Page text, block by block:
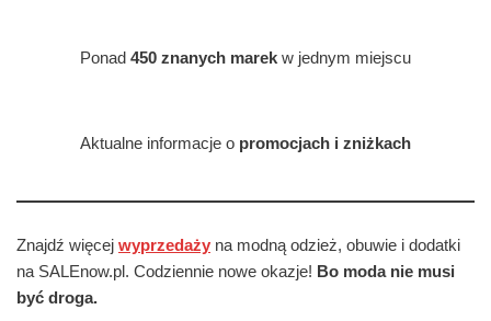
Ponad 450 znanych marek w jednym miejscu
Aktualne informacje o promocjach i zniżkach
Znajdź więcej wyprzedaży na modną odzież, obuwie i dodatki
na SALEnow.pl. Codziennie nowe okazje! Bo moda nie musi
być droga.